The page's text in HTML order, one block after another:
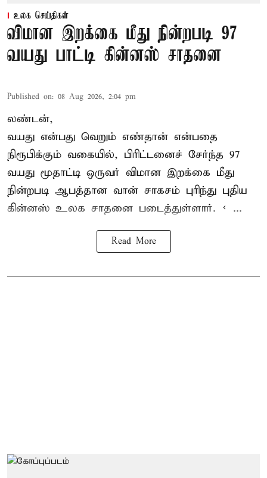
உலக செய்திகள்
விமான இறக்கை மீது நின்றபடி 97
வயது பாட்டி கின்னஸ் சாதனை
Published on: 08 Aug 2026, 2:04 pm
லண்டன்,
வயது என்பது வெறும் எண்தான் என்பதை
நிரூபிக்கும் வகையில், பிரிட்டனைச் சேர்ந்த 97
வயது மூதாட்டி ஒருவர் விமான இறக்கை மீது
நின்றபடி ஆபத்தான வான் சாகசம் புரிந்து புதிய
கின்னஸ் உலக சாதனை படைத்துள்ளார். < ...
Read More